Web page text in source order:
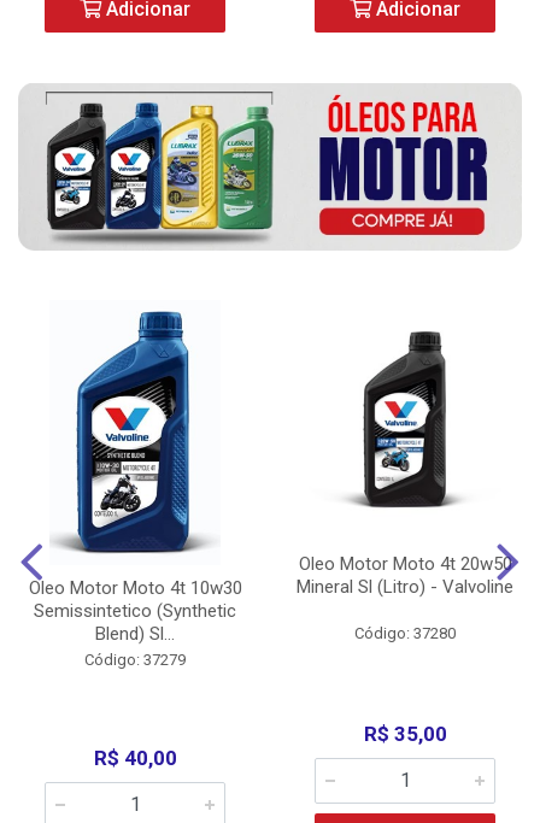
Adicionar Adicionar
Oleo Motor Moto 4t 10w30
Semissintetico (Synthetic
Blend) Sl...
Código: 37279
R$ 40,00
Oleo Motor Moto 4t 20w50
Mineral Sl (Litro) - Valvoline
Código: 37280
R$ 35,00